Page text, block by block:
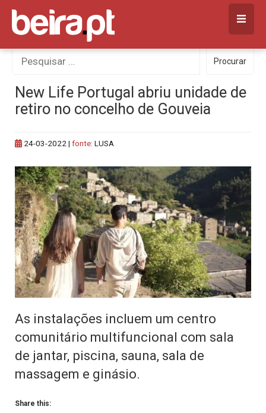
Skip
content
Procurar
por:
Procurar
New Life Portugal abriu unidade de
retiro no concelho de Gouveia
24-03-2022 | fonte: LUSA
As instalações incluem um centro
comunitário multifuncional com sala
de jantar, piscina, sauna, sala de
massagem e ginásio.
Share this: